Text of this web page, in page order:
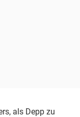
als Depp zu